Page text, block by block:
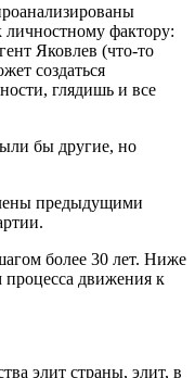
фактору:
Яковлев (что-то
создаться
глядишь и все
бы другие, но
предыдущими
более 30 лет. Ниже
движения к
элит страны, элит, в